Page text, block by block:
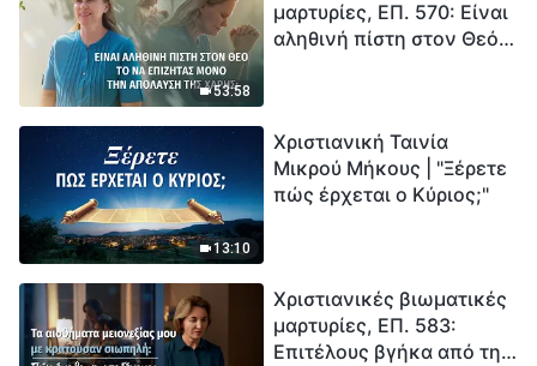
καταστροφές χτυπούν.
Ξεκινά η αντίστροφη
53:58
μαρτυρίες, ΕΠ. 570: Είναι
αληθινή πίστη στον Θεό
13:10
Χριστιανική Ταινία
Μικρού Μήκους | "Ξέρετε
πώς έρχεται ο Κύριος;"
Χριστιανικές βιωματικές
μαρτυρίες, ΕΠ. 583:
Επιτέλους βγήκα από τη